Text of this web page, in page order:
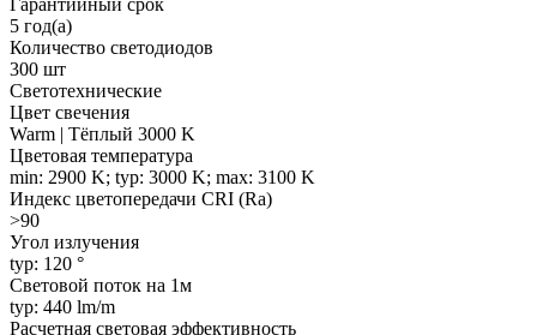
Гарантийный срок
5 год(а)
Количество светодиодов
300 шт
Светотехнические
Цвет свечения
Warm | Тёплый 3000 K
Цветовая температура
min: 2900 K; typ: 3000 K; max: 3100 K
Индекс цветопередачи CRI (Ra)
>90
Угол излучения
typ: 120 °
Световой поток на 1м
typ: 440 lm/m
Расчетная световая эффективность